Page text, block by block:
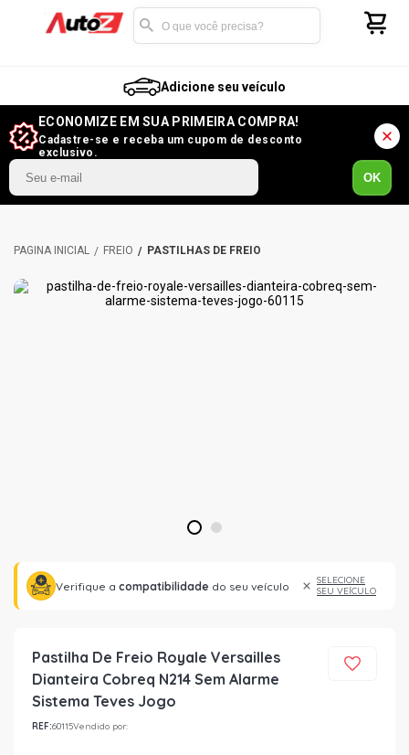
Adicione seu veículo
ECONOMIZE EM SUA PRIMEIRA COMPRA!
Cadastre-se e receba um cupom de desconto
exclusivo.
OK
FREIO PASTILHAS DE FREIO
1 2
Verifique a compatibilidade do seu veículo
SELECIONE
SEU VEÍCULO
Pastilha De Freio Royale Versailles
Dianteira Cobreq N214 Sem Alarme
Sistema Teves Jogo
REF:60115Vendido por: